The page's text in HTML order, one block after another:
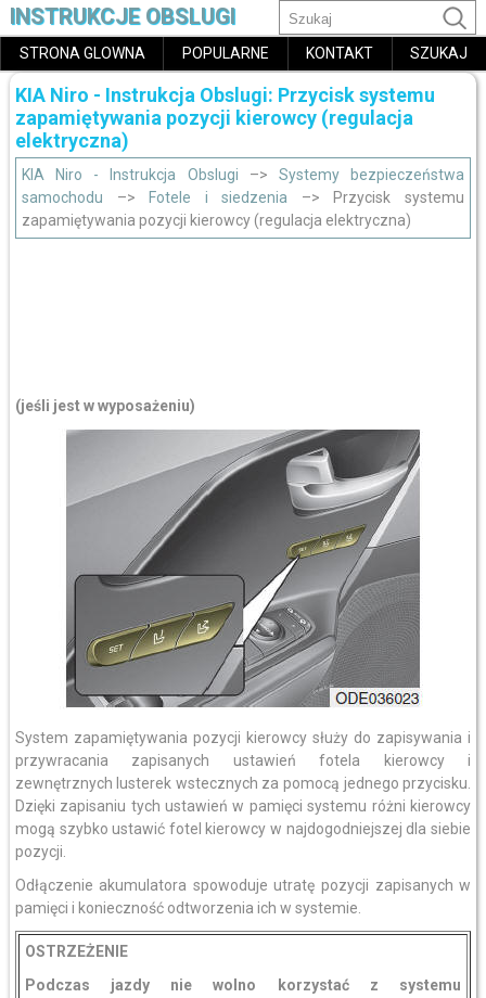
INSTRUKCJE OBSLUGI
STRONA GLOWNA POPULARNE KONTAKT SZUKAJ
KIA Niro - Instrukcja Obslugi: Przycisk systemu
zapamiętywania pozycji kierowcy (regulacja
elektryczna)
KIA Niro - Instrukcja Obslugi –> Systemy bezpieczeństwa
samochodu –> Fotele i siedzenia –> Przycisk systemu
zapamiętywania pozycji kierowcy (regulacja elektryczna)
(jeśli jest w wyposażeniu)
System zapamiętywania pozycji kierowcy służy do zapisywania i
przywracania zapisanych ustawień fotela kierowcy i
zewnętrznych lusterek wstecznych za pomocą jednego przycisku.
Dzięki zapisaniu tych ustawień w pamięci systemu różni kierowcy
mogą szybko ustawić fotel kierowcy w najdogodniejszej dla siebie
pozycji.
Odłączenie akumulatora spowoduje utratę pozycji zapisanych w
pamięci i konieczność odtworzenia ich w systemie.
OSTRZEŻENIE
Podczas jazdy nie wolno korzystać z systemu